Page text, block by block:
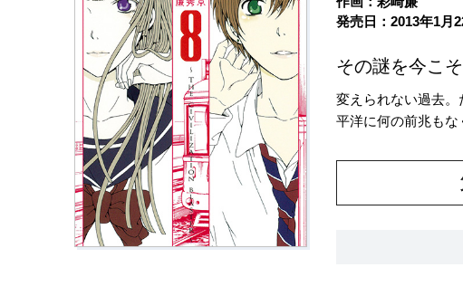
発売日：2013年1月
その謎を今こ
変えられない過去
平洋に何の前兆も